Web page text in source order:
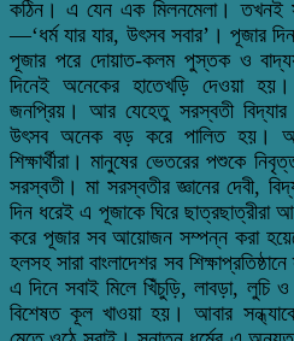
কঠিন। এ যেন এক মিলনমেলা। তখনই
—‘ধর্ম যার যার, উৎসব সবার’। পূজার
পূজার পরে দোয়াত-কলম পুস্তক ও
দিনেই অনেকের হাতেখড়ি দেওয়া
জনপ্রিয়। আর যেহেতু সরস্বতী বিদ্যার
উৎসব অনেক বড় করে পালিত হয়।
শিক্ষার্থীরা। মানুষের ভেতরের পশুকে
সরস্বতী। মা সরস্বতীর জ্ঞানের দেবী,
দিন ধরেই এ পূজাকে ঘিরে ছাত্রছাত্রীরা
করে পূজার সব আয়োজন সম্পন্ন করা
হলসহ সারা বাংলাদেশর সব
এ দিনে সবাই মিলে খিঁচুড়ি, লাবড়া, লুচি
বিশেষত কূল খাওয়া হয়। আবার